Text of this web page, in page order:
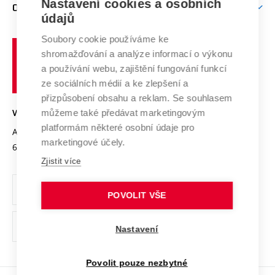
E-přihláška
Doktorské studium
Podpora podnikání
Mezinárodní vědecká rada
Systém zajišťování kvality výzkumu
Výzkumné infrastruktury
Transfer znalostí
Open Science
Projekty
Projekty ze strukturálních fondů
Specifický výzkum
Zahraniční spolupráce
Spolupráce se školami
Služby univerzity
Mezinárodní dohody
Univerzitní sítě
O UNIVERZITĚ
Profil univerzity
Udržitelná univerzita
Podnikavá univerzita / ContriBUTe
Bezpečná univerzita
Vyznamenání
Organizační struktura
Ochrana osobních údajů
odkaz)
učení
technické
VYSOKÉ UČENÍ TECHNICKÉ V BRNĚ
Antonínská 548/1
602 00 Brno
www.vut.cz
vut@vutbr.cz
Nastavení cookies a osobních
údajů
Soubory cookie používáme ke
shromažďování a analýze informací o výkonu
a používání webu, zajištění fungování funkcí
ze sociálních médií a ke zlepšení a
přizpůsobení obsahu a reklam. Se souhlasem
můžeme také předávat marketingovým
platformám některé osobní údaje pro
marketingové účely.
Zjistit více
POVOLIT VŠE
Nastavení
Povolit pouze nezbytné